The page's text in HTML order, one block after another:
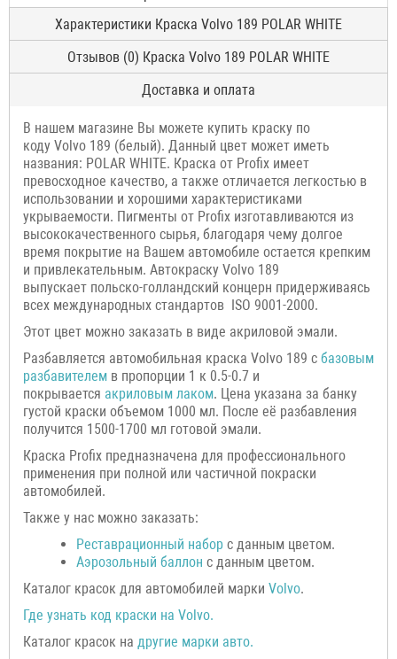
Характеристики Краска Volvo 189 POLAR WHITE
Отзывов (0) Краска Volvo 189 POLAR WHITE
Доставка и оплата
В нашем магазине Вы можете купить краску по
коду Volvo 189 (белый). Данный цвет может иметь
названия: POLAR WHITE. Краска от Profix имеет
превосходное качество, а также отличается легкостью в
использовании и хорошими характеристиками
укрываемости. Пигменты от Profix изготавливаются из
высококачественного сырья, благодаря чему долгое
время покрытие на Вашем автомобиле остается крепким
и привлекательным. Автокраску Volvo 189
выпускает польско-голландский концерн придерживаясь
всех международных стандартов ISO 9001-2000.
Этот цвет можно заказать в виде акриловой эмали.
Разбавляется автомобильная краска Volvo 189 с базовым
разбавителем в пропорции 1 к 0.5-0.7 и
покрывается акриловым лаком. Цена указана за банку
густой краски объемом 1000 мл. После её разбавления
получится 1500-1700 мл готовой эмали.
Краска Profix предназначена для профессионального
применения при полной или частичной покраски
автомобилей.
Также у нас можно заказать:
Реставрационный набор с данным цветом.
Аэрозольный баллон с данным цветом.
Каталог красок для автомобилей марки Volvo.
Где узнать код краски на Volvo.
Каталог красок на другие марки авто.